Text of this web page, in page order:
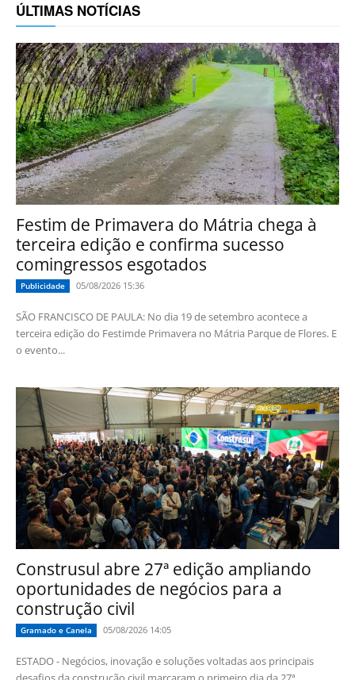
ÚLTIMAS NOTÍCIAS
Festim de Primavera do Mátria chega à
terceira edição e confirma sucesso
comingressos esgotados
Publicidade 05/08/2026 15:36
SÃO FRANCISCO DE PAULA: No dia 19 de setembro acontece a
terceira edição do Festimde Primavera no Mátria Parque de Flores. E
o evento...
Construsul abre 27ª edição ampliando
oportunidades de negócios para a
construção civil
Gramado e Canela 05/08/2026 14:05
ESTADO - Negócios, inovação e soluções voltadas aos principais